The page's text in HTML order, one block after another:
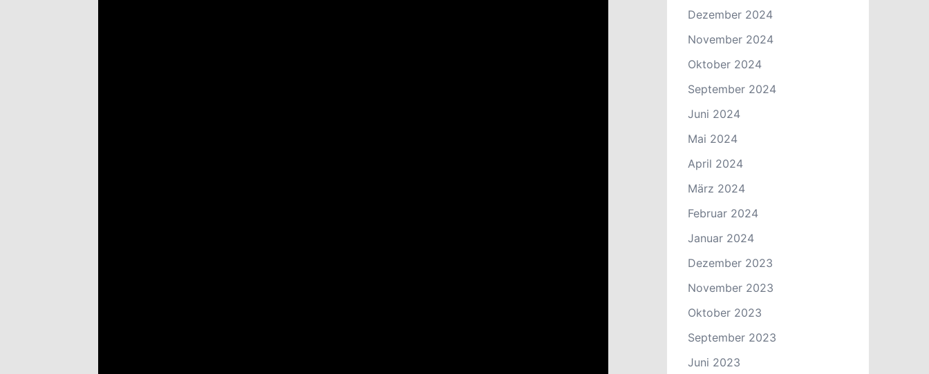
Dezember 2024
November 2024
Oktober 2024
September 2024
Juni 2024
Mai 2024
April 2024
März 2024
Februar 2024
Januar 2024
Dezember 2023
November 2023
Oktober 2023
September 2023
Juni 2023